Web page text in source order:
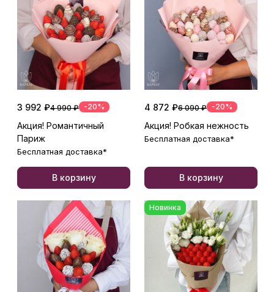
3 992 ₽4 990 ₽ -20%
Акция! Романтичный
Париж
Бесплатная доставка*
В корзину
4 872 ₽6 090 ₽ -20%
Акция! Робкая нежность
Бесплатная доставка*
В корзину
Новинка